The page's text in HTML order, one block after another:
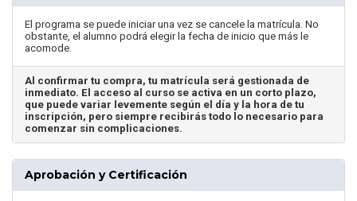
El programa se puede iniciar una vez se cancele la matrícula. No
obstante, el alumno podrá elegir la fecha de inicio que más le
acomode.
Al confirmar tu compra, tu matrícula será gestionada de
inmediato. El acceso al curso se activa en un corto plazo,
que puede variar levemente según el día y la hora de tu
inscripción, pero siempre recibirás todo lo necesario para
comenzar sin complicaciones.
Aprobación y Certificación